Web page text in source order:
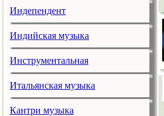
Индепендент
Индийская музыка
Инструментальная
Итальянская музыка
Кантри музыка